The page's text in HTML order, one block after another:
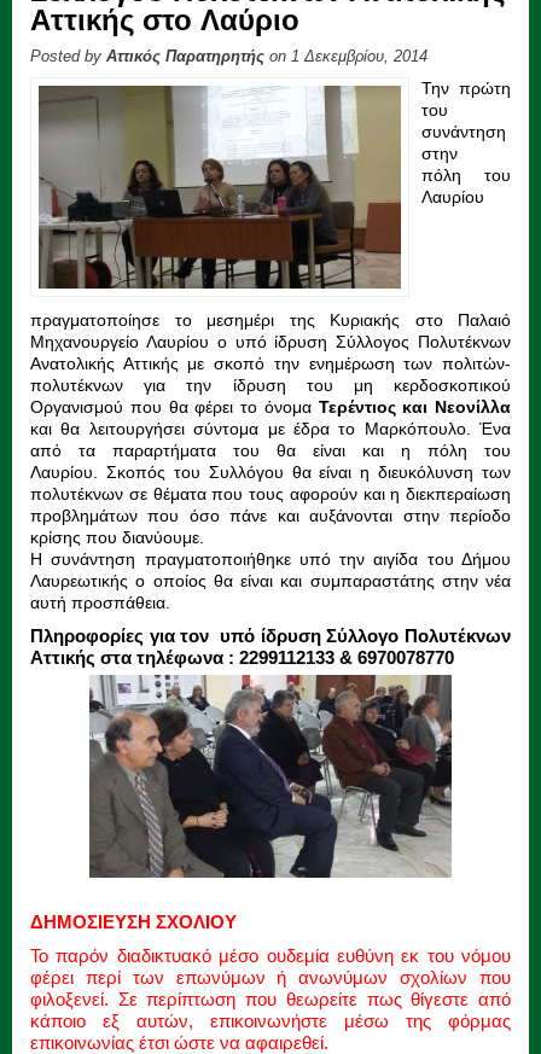
Αττικής στο Λαύριο
Posted by Αττικός Παρατηρητής on 1 Δεκεμβρίου, 2014
Την πρώτη
του
συνάντηση
στην
πόλη του
Λαυρίου
πραγματοποίησε το μεσημέρι της Κυριακής στο Παλαιό
Μηχανουργείο Λαυρίου ο υπό ίδρυση Σύλλογος Πολυτέκνων
Ανατολικής Αττικής με σκοπό την ενημέρωση των πολιτών-
πολυτέκνων για την ίδρυση του μη κερδοσκοπικού
Οργανισμού που θα φέρει το όνομα Τερέντιος και Νεονίλλα
και θα λειτουργήσεισύντομα με έδρα το Μαρκόπουλο. Ένα
από τα παραρτήματα του θα είναι και η πόλη του
Λαυρίου. Σκοπός του Συλλόγου θα είναι η διευκόλυνση των
πολυτέκνων σε θέματα που τους αφορούν και η διεκπεραίωση
προβλημάτων που όσο πάνε και αυξάνονται στην περίοδο
κρίσης που διανύουμε.
Η συνάντηση πραγματοποιήθηκε υπό την αιγίδα του Δήμου
Λαυρεωτικής ο οποίος θα είναι και συμπαραστάτης στην νέα
αυτή προσπάθεια.
Πληροφορίες για τον υπό ίδρυση Σύλλογο Πολυτέκνων
Αττικής στα τηλέφωνα : 2299112133 & 6970078770
ΔΗΜΟΣΙΕΥΣΗ ΣΧΟΛΙΟΥ
Το παρόν διαδικτυακό μέσο ουδεμία ευθύνη εκ του νόμου
φέρει περί των επωνύμων ή ανωνύμων σχολίων που
φιλοξενεί. Σε περίπτωση που θεωρείτε πως θίγεστε από
κάποιο εξ αυτών, επικοινωνήστε μέσω της φόρμας
επικοινωνίας έτσι ώστε να αφαιρεθεί.